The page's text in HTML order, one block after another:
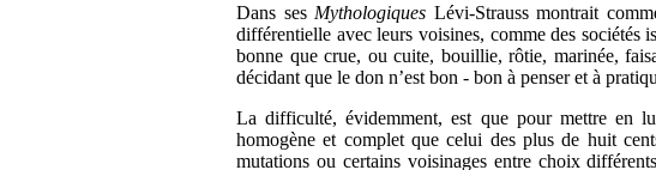
Dans sesMythologiques Lévi-Strauss montrait
différentielle avec leurs voisines, comme des sociétés
bonne que crue, ou cuite, bouillie, rôtie, marinée,
décidant que le don n’est bon - bon à penser et à
La difficulté, évidemment, est que pour mettre en
homogène et complet que celui des plus de huit
mutations ou certains voisinages entre choix